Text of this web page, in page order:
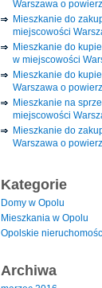
Warszawa o
Mieszkanie do
miejscowości
Mieszkanie do
w miejscowości
Mieszkanie do
Warszawa o
Mieszkanie na
miejscowości
Mieszkanie do
Warszawa o
Kategorie
Domy w Opolu
Mieszkania w Opolu
Opolskie
Archiwa